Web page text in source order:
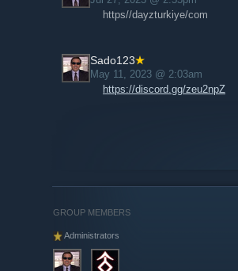
https//dayzturkiye/com
Sado123
May 11, 2023 @ 2:03am
https://discord.gg/zeu2npZ
GROUP MEMBERS
Administrators